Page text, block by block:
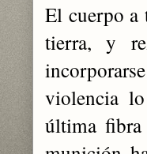
El cuerpo a
tierra, y
violencia
última fibra